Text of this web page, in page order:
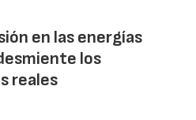
en las energías
los
reales